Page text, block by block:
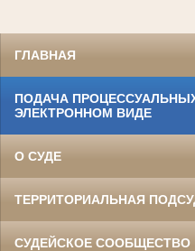
ГЛАВНАЯ
ПОДАЧА
ЭЛЕКТРОННОМ ВИДЕ
О СУДЕ
ТЕРРИТОРИАЛЬНАЯ
СУДЕЙСКОЕ СООБЩЕСТВО